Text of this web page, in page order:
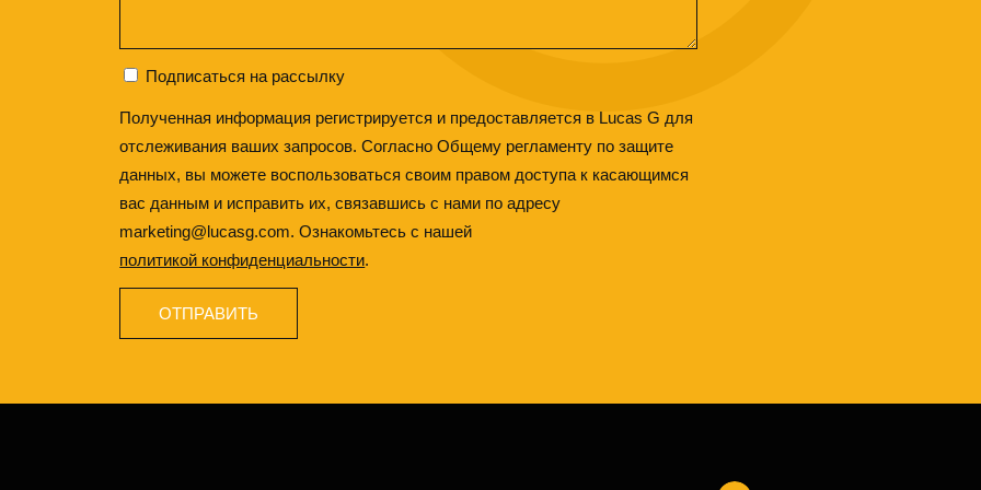
Подписаться на рассылку
Полученная информация регистрируется и предоставляется в Lucas G для
отслеживания ваших запросов. Согласно Общему регламенту по защите
данных, вы можете воспользоваться своим правом доступа к касающимся
вас данным и исправить их, связавшись с нами по адресу
marketing@lucasg.com. Ознакомьтесь с нашей
политикой конфиденциальности.